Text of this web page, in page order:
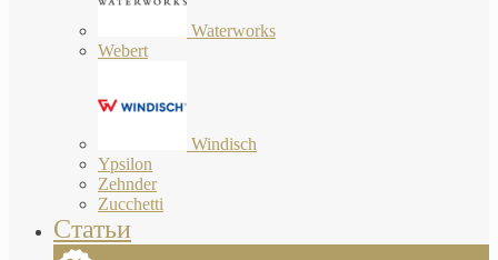
Waterworks
Webert
Windisch
Ypsilon
Zehnder
Zucchetti
Статьи